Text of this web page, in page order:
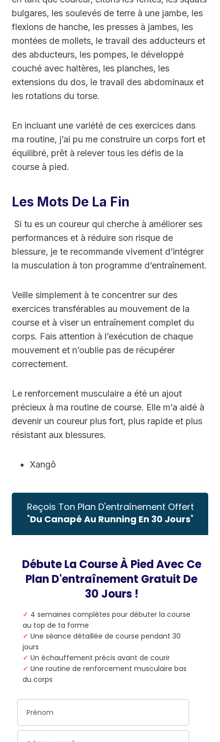
bulgares, les soulevés de terre à une jambe, les
flexions de hanche, les presses à jambes, les
montées de mollets, le travail des adducteurs et
des abducteurs, les pompes, le développé
couché avec haltères, les planches, les
extensions du dos, le travail des abdominaux et
les rotations du torse.
En incluant une variété de ces exercices dans
ma routine, j’ai pu me construire un corps fort et
équilibré, prêt à relever tous les défis de la
course à pied.
Les Mots De La Fin
Si tu es un coureur qui cherche à améliorer ses
performances et à réduire son risque de
blessure, je te recommande vivement d’intégrer
la musculation à ton programme d’entraînement.
Veille simplement à te concentrer sur des
exercices transférables au mouvement de la
course et à viser un entraînement complet du
corps. Fais attention à l’exécution de chaque
mouvement et n’oublie pas de récupérer
correctement.
Le renforcement musculaire a été un ajout
précieux à ma routine de course. Elle m’a aidé à
devenir un coureur plus fort, plus rapide et plus
résistant aux blessures.
Xangô
Reçois Ton Plan D'entraînement Offert
"Du Canapé Au Running En 30 Jours"
Débute La Course À Pied Avec Ce
Plan D'entraînement Gratuit De
30 Jours !
✓ 4 semaines complètes pour débuter la course
au top de ta forme
✓ Une séance détaillée de course pendant 30
jours
✓ Un échauffement précis avant de courir
✓ Une routine de renforcement musculaire bas
du corps